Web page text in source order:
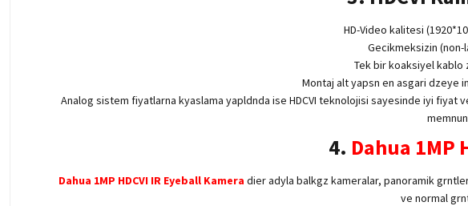
HD-Video kalitesi
Gecikmeksizin
Tek bir koaksiyel
Montaj alt yapsn en asgari dzeye
Analog sistem fiyatlarna kyaslama yapldnda ise HDCVI teknolojisi sayesinde iyi
4. Dahua 1MP
Dahua 1MP HDCVI IR Eyeball Kamera dier adyla balkgz kameralar, panoramik
ve normal